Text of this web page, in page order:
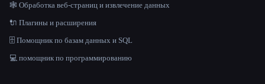
🕸️ Обработка веб-страниц и извлечение данных
🔌 Плагины и расширения
🗄️ Помощник по базам данных и SQL
💻 помощник по программированию